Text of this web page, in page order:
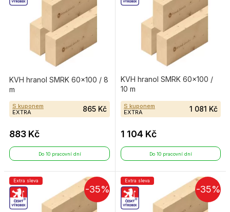
KVH hranol SMRK 60×100 / 8
m
S kuponem
EXTRA
865 Kč
883 Kč
Do 10 pracovní dní
KVH hranol SMRK 60×100 /
10 m
S kuponem
EXTRA
1 081 Kč
1 104 Kč
Do 10 pracovní dní
-35%
Extra sleva
-35%
Extra sleva